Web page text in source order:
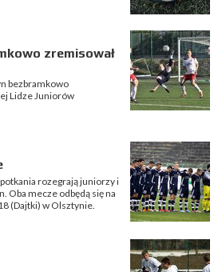
zremisował
bezbramkowo
Lidze Juniorów
rozegrają juniorzy i
Oba mecze odbędą się na
(Dajtki) w Olsztynie.